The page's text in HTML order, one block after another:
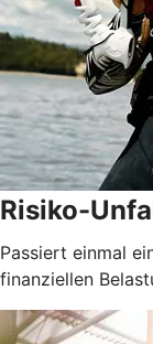
Risiko-
Passiert einmal
finanziellen